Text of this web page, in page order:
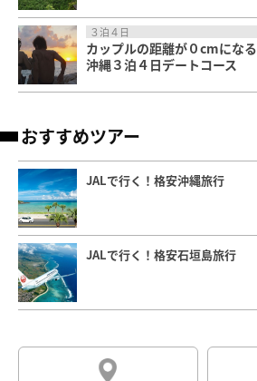
３泊４日
カップルの距離が０cmになる
沖縄３泊４日デートコース
おすすめツアー
JALで行く！格安沖縄旅行
JALで行く！格安石垣島旅行